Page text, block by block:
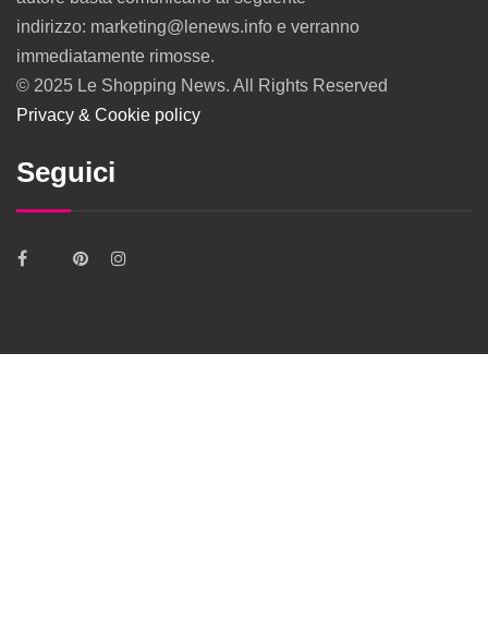
indirizzo: marketing@lenews.info e verranno
immediatamente rimosse.
© 2025 Le Shopping News. All Rights Reserved
Privacy & Cookie policy
Seguici